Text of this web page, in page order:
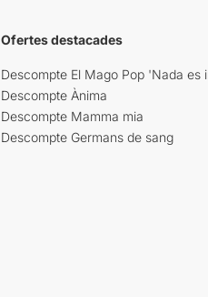
Ofertes destacades
Descompte El Mago Pop 'Nada es
Descompte Ànima
Descompte Mamma mia
Descompte Germans de sang